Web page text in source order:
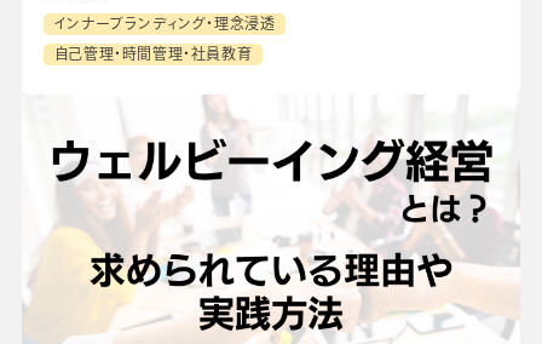
インナーブランディング・理念浸透
自己管理・時間管理・社員教育